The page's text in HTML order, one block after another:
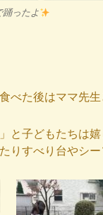
踊ったよ
べた後はママ先
と子どもたちは
りすべり台やシ